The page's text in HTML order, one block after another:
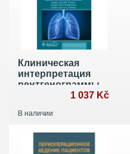
Клиническая
интерпретация
рентгенограммы
1 037 Kč
В наличии